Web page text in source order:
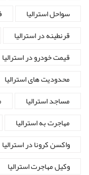
سواحل استرالیا
قرنطینه در استرالیا
قیمت خودرو در استرالیا
محدودیت های استرالیا
مساجد استرالیا
مهاجرت به استرالیا
واکسن کرونا در استرالیا
وکیل مهاجرت استرالیا